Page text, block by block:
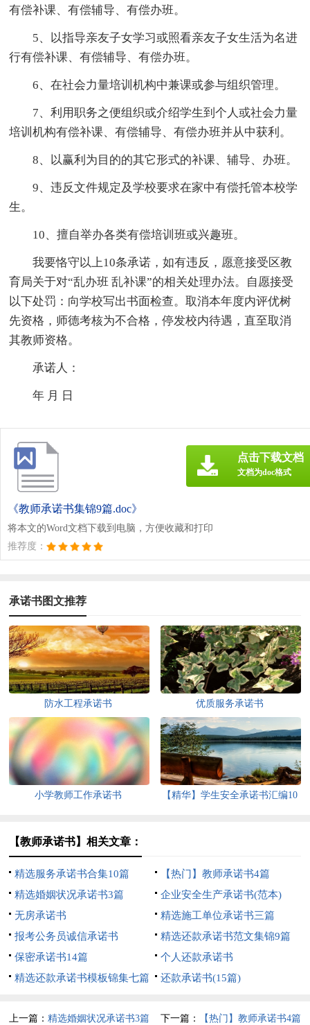
有偿补课、有偿辅导、有偿办班。
5、以指导亲友子女学习或照看亲友子女生活为名进
行有偿补课、有偿辅导、有偿办班。
6、在社会力量培训机构中兼课或参与组织管理。
7、利用职务之便组织或介绍学生到个人或社会力量
培训机构有偿补课、有偿辅导、有偿办班并从中获利。
8、以赢利为目的的其它形式的补课、辅导、办班。
9、违反文件规定及学校要求在家中有偿托管本校学
生。
10、擅自举办各类有偿培训班或兴趣班。
我要恪守以上10条承诺，如有违反，愿意接受区教
育局关于对“乱办班 乱补课”的相关处理办法。自愿接受
以下处罚：向学校写出书面检查。取消本年度内评优树
先资格，师德考核为不合格，停发校内待遇，直至取消
其教师资格。
承诺人：
年 月 日
《教师承诺书集锦9篇.doc》
将本文的Word文档下载到电脑，方便收藏和打印
推荐度：
点击下载文档
文档为doc格式
承诺书图文推荐
防水工程承诺书 优质服务承诺书
小学教师工作承诺书
【精华】学生安全承诺书汇编10
【教师承诺书】相关文章：
精选服务承诺书合集10篇
【热门】教师承诺书4篇
精选婚姻状况承诺书3篇
企业安全生产承诺书(范本)
无房承诺书
精选施工单位承诺书三篇
报考公务员诚信承诺书
精选还款承诺书范文集锦9篇
保密承诺书14篇
个人还款承诺书
精选还款承诺书模板锦集七篇
还款承诺书(15篇)
上一篇：精选婚姻状况承诺书3篇 下一篇： 【热门】教师承诺书4篇